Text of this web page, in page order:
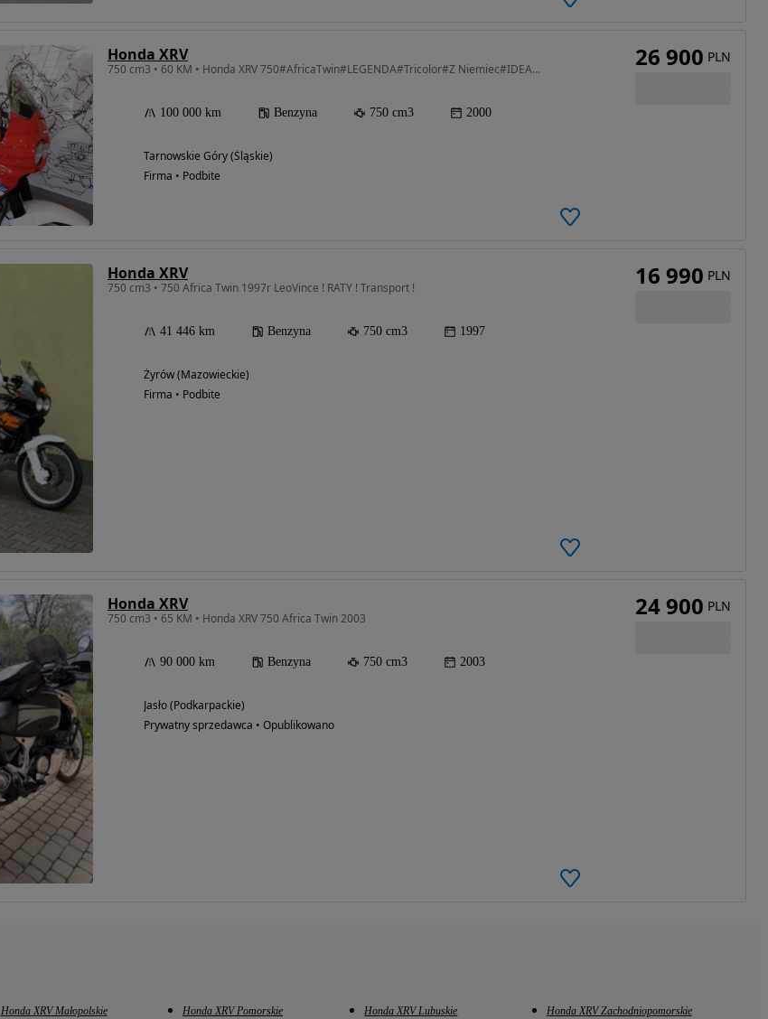
Honda XRV
750 cm3 • 60 KM • Honda XRV 750#AfricaTwin#LEGENDA#Tricolor#Z Niemiec#IDEALNA#JEDYNA
100 000 km Benzyna 750 cm3 2000
Tarnowskie Góry (Śląskie)
Firma • Podbite
26 900 PLN
Honda XRV
750 cm3 • 750 Africa Twin 1997r LeoVince ! RATY ! Transport !
41 446 km Benzyna 750 cm3 1997
Żyrów (Mazowieckie)
Firma • Podbite
16 990 PLN
Honda XRV
750 cm3 • 65 KM • Honda XRV 750 Africa Twin 2003
90 000 km Benzyna 750 cm3 2003
Jasło (Podkarpackie)
Prywatny sprzedawca • Opublikowano
24 900 PLN
Honda XRV Małopolskie
Honda XRV Pomorskie
Honda XRV Lubuskie
Honda XRV Zachodniopomorskie